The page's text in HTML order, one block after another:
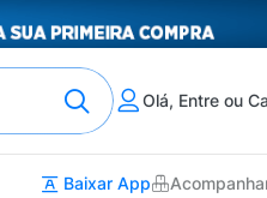
Olá, Entre ou
Baixar App